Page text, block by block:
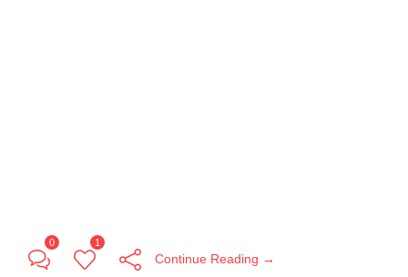
0 1
Continue Reading →